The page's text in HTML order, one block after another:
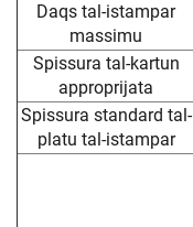
Daqs tal-istampar
massimu
Spissura tal-kartun
approprijata
Spissura standard tal-
platu tal-istampar